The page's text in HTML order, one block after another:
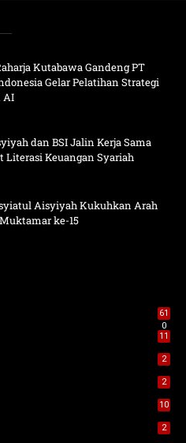
Kutabawa Gandeng PT
Gelar Pelatihan Strategi
AI
dan BSI Jalin Kerja Sama
Literasi Keuangan Syariah
Aisyiyah Kukuhkan Arah
ke-15
61
0
11
2
2
10
2